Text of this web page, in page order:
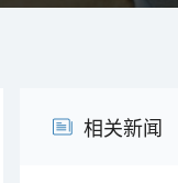
相关新闻